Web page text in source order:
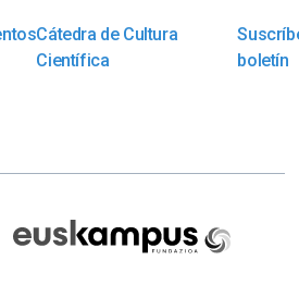
Cátedra de Cultura
Científica
boletín
Fundazioa